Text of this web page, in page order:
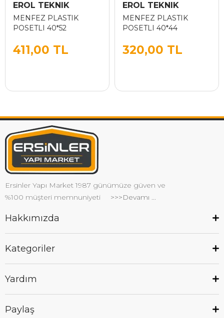
EROL TEKNIK
MENFEZ PLASTIK
POSETLI 40*52
411,00 TL
EROL TEKNIK
MENFEZ PLASTIK
POSETLI 40*44
320,00 TL
Ersinler Yapı Market 1987 günümüze güven ve
%100 müşteri memnuniyeti
>>>Devamı ...
Hakkımızda
Kategoriler
Yardım
Paylaş